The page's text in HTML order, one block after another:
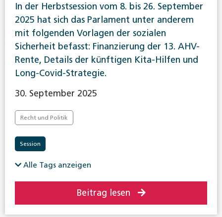
In der Herbstsession vom 8. bis 26. September
2025 hat sich das Parlament unter anderem
mit folgenden Vorlagen der sozialen
Sicherheit befasst: Finanzierung der 13. AHV-
Rente, Details der künftigen Kita-Hilfen und
Long-Covid-Strategie.
30. September 2025
Recht und Politik
Session
Alle Tags anzeigen
Beitrag lesen